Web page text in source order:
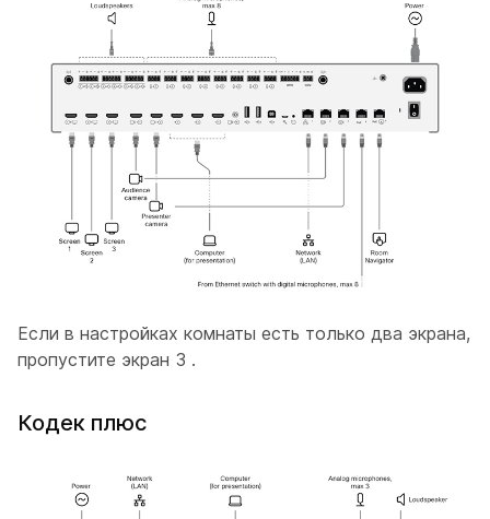
Если в настройках комнаты есть только два экрана,
пропустите экран 3 .
Кодек плюс